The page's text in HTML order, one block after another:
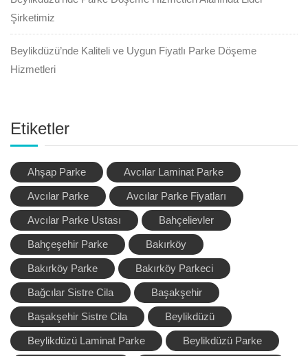
Şirketimiz
Beylikdüzü’nde Kaliteli ve Uygun Fiyatlı Parke Döşeme
Hizmetleri
Etiketler
Ahşap Parke Avcılar Laminat Parke
Avcılar Parke Avcılar Parke Fiyatları
Avcılar Parke Ustası Bahçelievler
Bahçeşehir Parke Bakırköy
Bakırköy Parke Bakırköy Parkeci
Bağcılar Sistre Cila Başakşehir
Başakşehir Sistre Cila Beylikdüzü
Beylikdüzü Laminat Parke Beylikdüzü Parke